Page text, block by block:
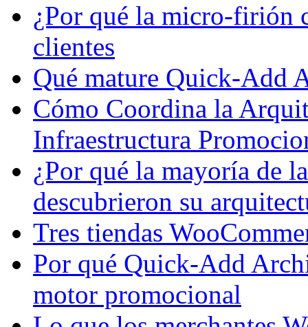
¿Por qué la micro-firión
clientes
Qué mature Quick-Add
Cómo Coordina la
Infraestructura
¿Por qué la mayoría de
descubrieron su
Tres tiendas
Por qué Quick-Add
motor promocional